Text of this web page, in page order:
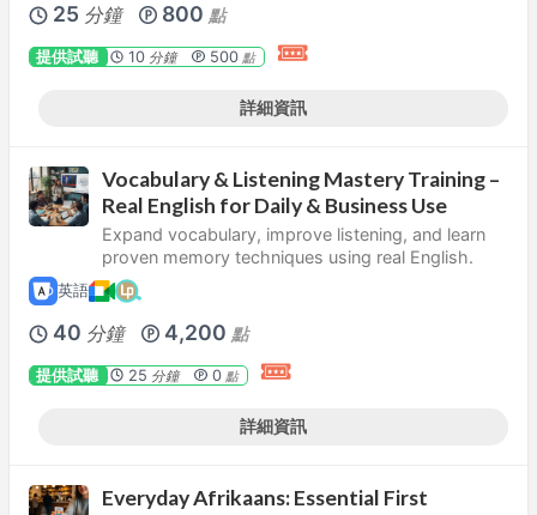
25 分鐘 800 點
提供試聽 10 分鐘 500點
詳細資訊
Vocabulary & Listening Mastery Training –
Real English for Daily & Business Use
Expand vocabulary, improve listening, and learn
proven memory techniques using real English.
英語
40 分鐘 4,200 點
提供試聽 25 分鐘 0點
詳細資訊
Everyday Afrikaans: Essential First